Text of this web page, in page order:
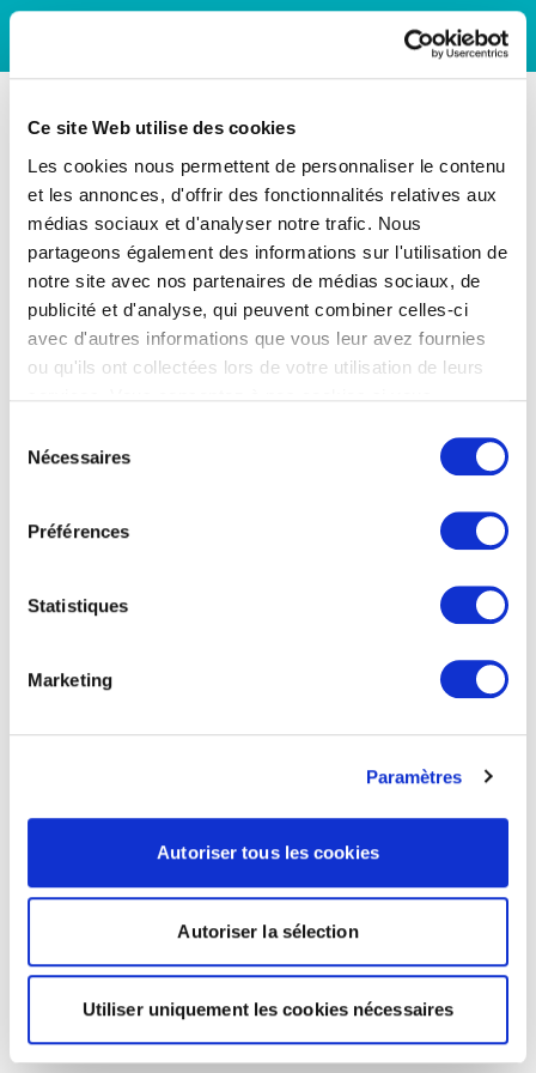
Ce site Web utilise des cookies
Les cookies nous permettent de personnaliser le contenu
et les annonces, d'offrir des fonctionnalités relatives aux
médias sociaux et d'analyser notre trafic. Nous
partageons également des informations sur l'utilisation de
notre site avec nos partenaires de médias sociaux, de
publicité et d'analyse, qui peuvent combiner celles-ci
avec d'autres informations que vous leur avez fournies
ou qu'ils ont collectées lors de votre utilisation de leurs
Nécessaires
Préférences
Statistiques
Marketing
Paramètres
Autoriser tous les cookies
Autoriser la sélection
Utiliser uniquement les cookies nécessaires